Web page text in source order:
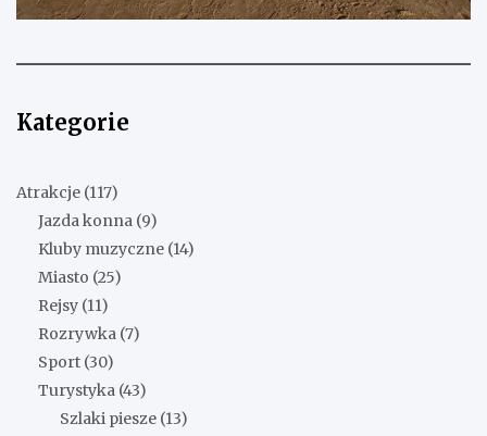
Kategorie
Atrakcje (117)
Jazda konna (9)
Kluby muzyczne (14)
Miasto (25)
Rejsy (11)
Rozrywka (7)
Sport (30)
Turystyka (43)
Szlaki piesze (13)